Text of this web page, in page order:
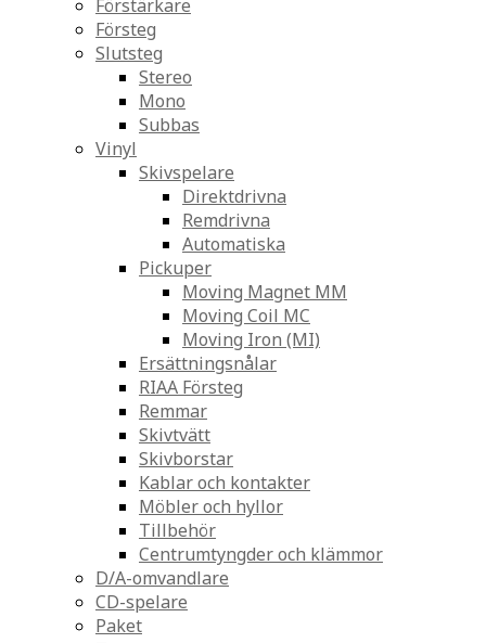
Förstärkare
Försteg
Slutsteg
Stereo
Mono
Subbas
Vinyl
Skivspelare
Direktdrivna
Remdrivna
Automatiska
Pickuper
Moving Magnet MM
Moving Coil MC
Moving Iron (MI)
Ersättningsnålar
RIAA Försteg
Remmar
Skivtvätt
Skivborstar
Kablar och kontakter
Möbler och hyllor
Tillbehör
Centrumtyngder och klämmor
D/A-omvandlare
CD-spelare
Paket